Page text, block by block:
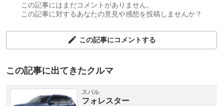
この記事にはまだコメントがありません。
この記事に対するあなたの意見や感想を投稿しませんか？
この記事にコメントする
この記事に出てきたクルマ
スバル
フォレスター